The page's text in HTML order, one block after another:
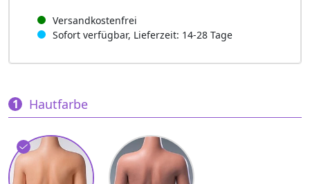
Versandkostenfrei
Sofort verfügbar, Lieferzeit: 14-28 Tage
Hautfarbe